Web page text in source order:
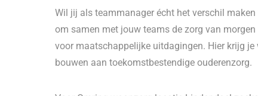
Wil jij als teammanager écht het verschil
om samen met jouw teams de zorg van
voor maatschappelijke uitdagingen. Hier krijg
bouwen aan toekomstbestendige ouderenzorg.